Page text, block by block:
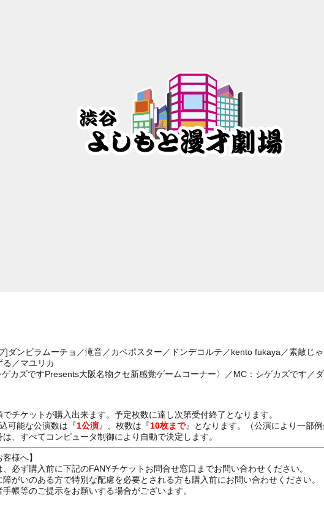
]ダンビラムーチョ／滝音／カベポスター／ドンデコルテ／kento fukaya／素敵じ
る／マユリカ
カズですPresents大阪名物クセ新感覚ゲームコーナー〉／MC：シゲカズです／
でチケットが購入出来ます。予定枚数に達し次第受付終了となります。
可能な公演数は『1公演』、枚数は『10枚まで』となります。（公演により一部
は、すべてコンピュータ制御により自動で決定します。
様へ】
必ず購入前に下記のFANYチケットお問合せ窓口までお問い合わせください。
障がいのある方で特別な配慮を必要とされる方も購入前にお問い合わせください。
帳等のご提示をお願いする場合がございます。